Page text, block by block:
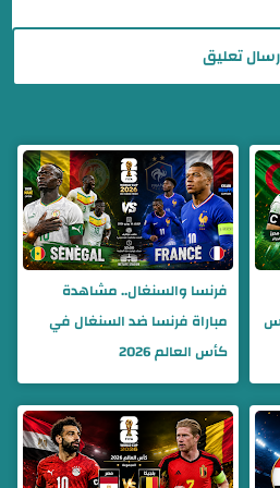
تعليق
فرنسا والسنغال.. مشاهدة
مباراة فرنسا ضد السنغال في
كأس العالم 2026